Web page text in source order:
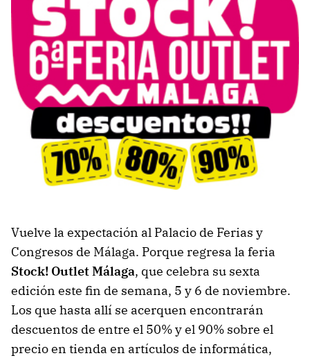
Vuelve la expectación al Palacio de Ferias y
Congresos de Málaga. Porque regresa la feria
Stock! Outlet Málaga, que celebra su sexta
edición este fin de semana, 5 y 6 de noviembre.
Los que hasta allí se acerquen encontrarán
descuentos de entre el 50% y el 90% sobre el
precio en tienda en artículos de informática,